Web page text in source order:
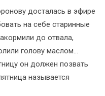
досталась в эфире
на себе старинные
до отвала,
голову маслом...
он должен позвать
называется